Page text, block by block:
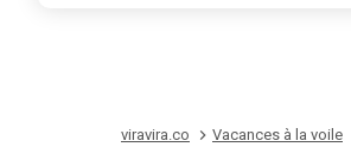
viravira.co Vacances à la voile